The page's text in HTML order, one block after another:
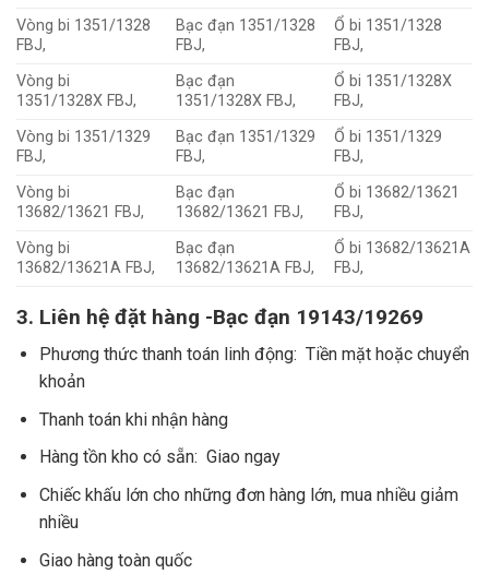
Vòng bi 1351/1328
FBJ,
Bạc đạn 1351/1328
FBJ,
Ổ bi 1351/1328
FBJ,
Vòng bi
1351/1328X FBJ,
Bạc đạn
1351/1328X FBJ,
Ổ bi 1351/1328X
FBJ,
Vòng bi 1351/1329
FBJ,
Bạc đạn 1351/1329
FBJ,
Ổ bi 1351/1329
FBJ,
Vòng bi
13682/13621 FBJ,
Bạc đạn
13682/13621 FBJ,
Ổ bi 13682/13621
FBJ,
Vòng bi
13682/13621A FBJ,
Bạc đạn
13682/13621A FBJ,
Ổ bi 13682/13621A
FBJ,
3. Liên hệ đặt hàng -Bạc đạn 19143/19269
Phương thức thanh toán linh động: Tiền mặt hoặc chuyển
khoản
Thanh toán khi nhận hàng
Hàng tồn kho có sẵn: Giao ngay
Chiếc khấu lớn cho những đơn hàng lớn, mua nhiều giảm
nhiều
Giao hàng toàn quốc